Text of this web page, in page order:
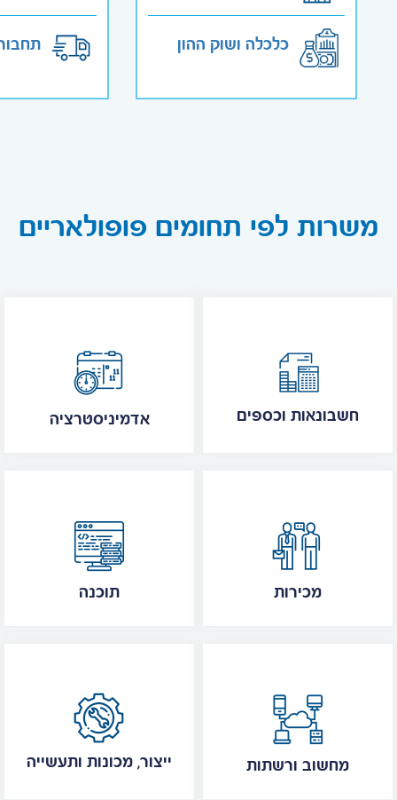
כלכלה ושוק ההון
משרות לפי תחומים פופולאריים
אדמיניסטרציה חשבונאות וכספים
תוכנה מכירות
ייצור, מכונות ותעשייה מחשוב ורשתות